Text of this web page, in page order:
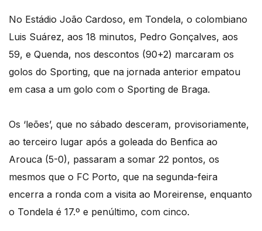
No Estádio João Cardoso, em Tondela, o colombiano
Luis Suárez, aos 18 minutos, Pedro Gonçalves, aos
59, e Quenda, nos descontos (90+2) marcaram os
golos do Sporting, que na jornada anterior empatou
em casa a um golo com o Sporting de Braga.
Os ‘leões’, que no sábado desceram, provisoriamente,
ao terceiro lugar após a goleada do Benfica ao
Arouca (5-0), passaram a somar 22 pontos, os
mesmos que o FC Porto, que na segunda-feira
encerra a ronda com a visita ao Moreirense, enquanto
o Tondela é 17.º e penúltimo, com cinco.